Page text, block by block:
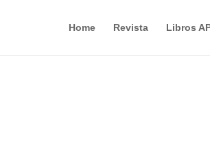
Home Revista Libros
productos